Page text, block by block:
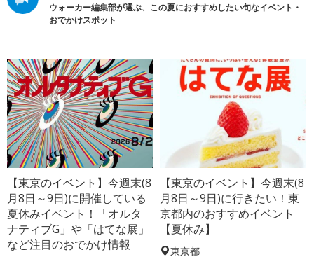
ウォーカー編集部が選ぶ、この夏におすすめしたい旬なイベント・
おでかけスポット
【東京のイベント】今週末(8
月8日～9日)に開催している
夏休みイベント！「オルタ
ナティブG」や「はてな展」
など注目のおでかけ情報
【東京のイベント】今週末(8
月8日～9日)に行きたい！東
京都内のおすすめイベント
【夏休み】
東京都